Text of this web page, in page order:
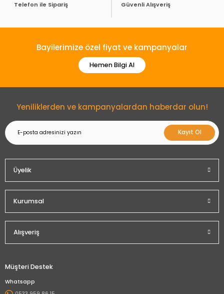
Telefon ile Sipariş Güvenli Alışveriş
Bayilerimize özel fiyat ve kampanyalar
Hemen Bilgi Al
Yeniliklerden ve kampanyalardan haberdar olun!
Kayıt Ol
Üyelik
Kurumsal
Alışveriş
Müşteri Destek
Whatsapp